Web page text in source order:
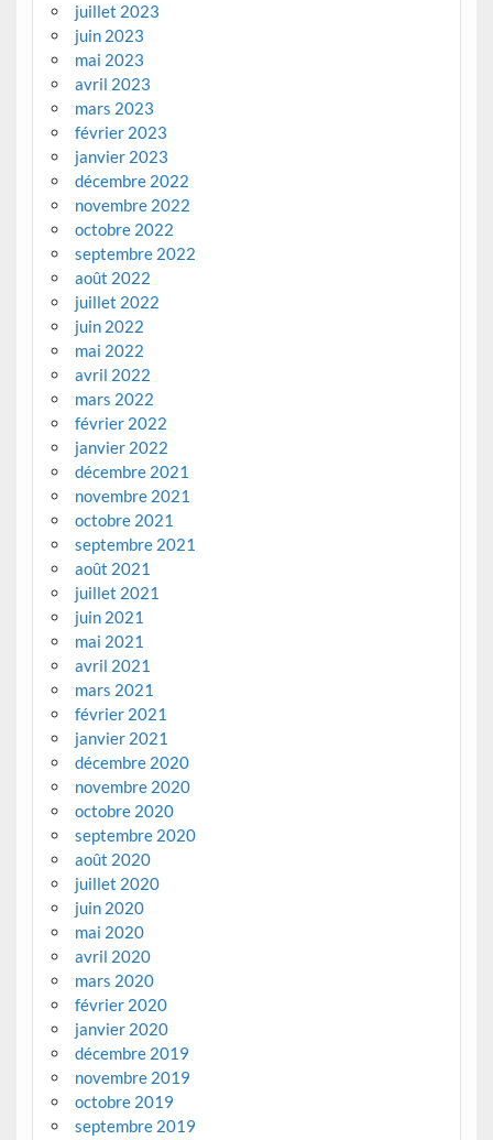
juillet 2023
juin 2023
mai 2023
avril 2023
mars 2023
février 2023
janvier 2023
décembre 2022
novembre 2022
octobre 2022
septembre 2022
août 2022
juillet 2022
juin 2022
mai 2022
avril 2022
mars 2022
février 2022
janvier 2022
décembre 2021
novembre 2021
octobre 2021
septembre 2021
août 2021
juillet 2021
juin 2021
mai 2021
avril 2021
mars 2021
février 2021
janvier 2021
décembre 2020
novembre 2020
octobre 2020
septembre 2020
août 2020
juillet 2020
juin 2020
mai 2020
avril 2020
mars 2020
février 2020
janvier 2020
décembre 2019
novembre 2019
octobre 2019
septembre 2019